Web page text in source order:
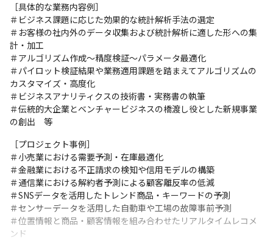
［具体的な業務内容例］
＃ビジネス課題に応じた効果的な統計解析手法の選定
＃お客様の社内外のデータ収集および統計解析に適した形への集
計・加工
＃アルゴリズム作成～精度検証～パラメータ最適化
＃パイロット検証結果や業務適用課題を踏まえてアルゴリズムの
カスタマイズ・高度化
＃ビジネスアナリティクスの技術書・実務書の執筆
＃伝統的大企業とベンチャービジネスの橋渡し役とした新規事業
の創出　等
［プロジェクト事例］
＃小売業における需要予測・在庫最適化
＃金融業における不正請求の検知や信用モデルの構築
＃通信業における解約者予測による顧客離反率の低減
＃SNSデータを活用したトレンド商品・キーワードの予測
＃センサーデータを活用した自動車や工場の故障事前予測
＃位置情報と商品・顧客情報を組み合わせたリアルタイムレコメ
ンド